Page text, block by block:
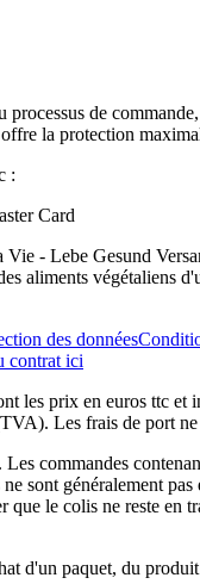
processus de
la protection
:
- Lebe Gesund
aliments végétaliens
des données
contrat ici
les prix en euros ttc et
Les frais de port
commandes
sont généralement pas
que le colis ne reste en
d'un paquet, du